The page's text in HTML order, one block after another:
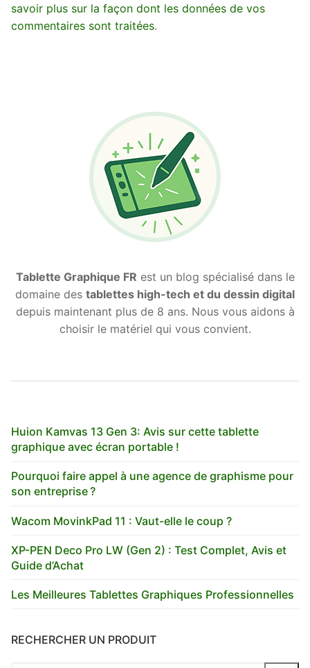
savoir plus sur la façon dont les données de vos
commentaires sont traitées.
Tablette Graphique FR est un blog spécialisé dans le
domaine des tablettes high-tech et du dessin digital
depuis maintenant plus de 8 ans. Nous vous aidons à
choisir le matériel qui vous convient.
Huion Kamvas 13 Gen 3: Avis sur cette tablette
graphique avec écran portable !
Pourquoi faire appel à une agence de graphisme pour
son entreprise ?
Wacom MovinkPad 11 : Vaut-elle le coup ?
XP-PEN Deco Pro LW (Gen 2) : Test Complet, Avis et
Guide d’Achat
Les Meilleures Tablettes Graphiques Professionnelles
RECHERCHER UN PRODUIT